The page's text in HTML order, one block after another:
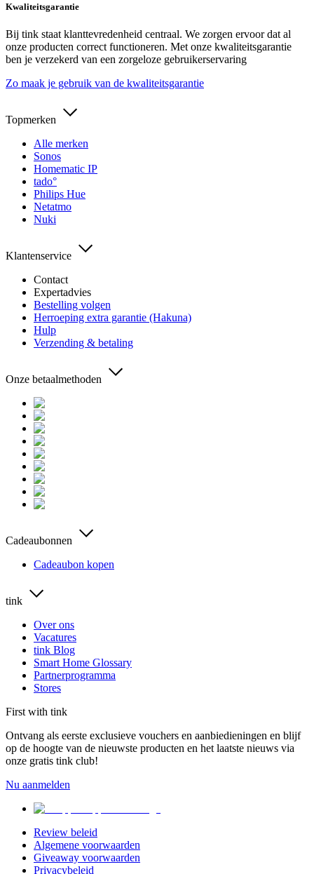
Kwaliteitsgarantie
Bij tink staat klanttevredenheid centraal. We zorgen ervoor dat al
onze producten correct functioneren. Met onze kwaliteitsgarantie
ben je verzekerd van een zorgeloze gebruikerservaring
Zo maak je gebruik van de kwaliteitsgarantie
Topmerken
Alle merken
Sonos
Homematic IP
tado°
Philips Hue
Netatmo
Nuki
Klantenservice
Contact
Expertadvies
Bestelling volgen
Herroeping extra garantie (Hakuna)
Hulp
Verzending & betaling
Onze betaalmethoden
Cadeaubonnen
Cadeaubon kopen
tink
Over ons
Vacatures
tink Blog
Smart Home Glossary
Partnerprogramma
Stores
First with tink
Ontvang als eerste exclusieve vouchers en aanbiedieningen en blijf
op de hoogte van de nieuwste producten en het laatste nieuws via
onze gratis tink club!
Nu aanmelden
Review beleid
Algemene voorwaarden
Giveaway voorwaarden
Privacybeleid